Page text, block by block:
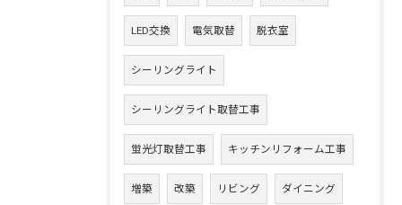
LED交換 電気取替 脱衣室
シーリングライト
シーリングライト取替工事
蛍光灯取替工事 キッチンリフォーム工事
増築 改築 リビング ダイニング